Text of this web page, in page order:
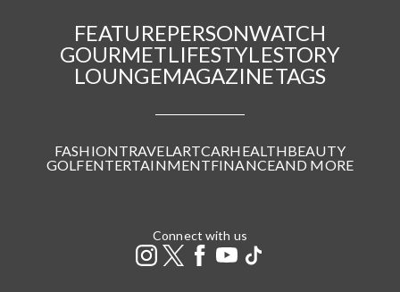
FEATUREPERSONWATCH
GOURMETLIFESTYLESTORY
LOUNGEMAGAZINETAGS
FASHIONTRAVELARTCARHEALTHBEAUTY
GOLFENTERTAINMENTFINANCEAND MORE
Connect with us